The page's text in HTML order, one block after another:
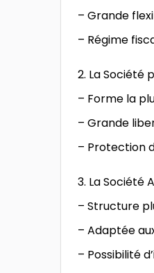
– Grande
– Régime
2. La Société
– Forme la
– Grande
– Protection
3. La Société
– Structure
– Adaptée
– Possibilité